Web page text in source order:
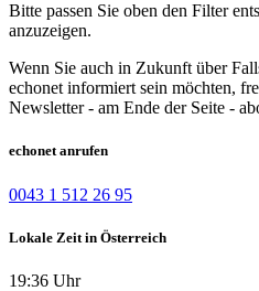
Bitte passen Sie oben den Filter
anzuzeigen.
Wenn Sie auch in Zukunft über
echonet informiert sein möchten,
Newsletter - am Ende der Seite -
echonet anrufen
0043 1 512 26 95
Lokale Zeit in Österreich
19:36 Uhr